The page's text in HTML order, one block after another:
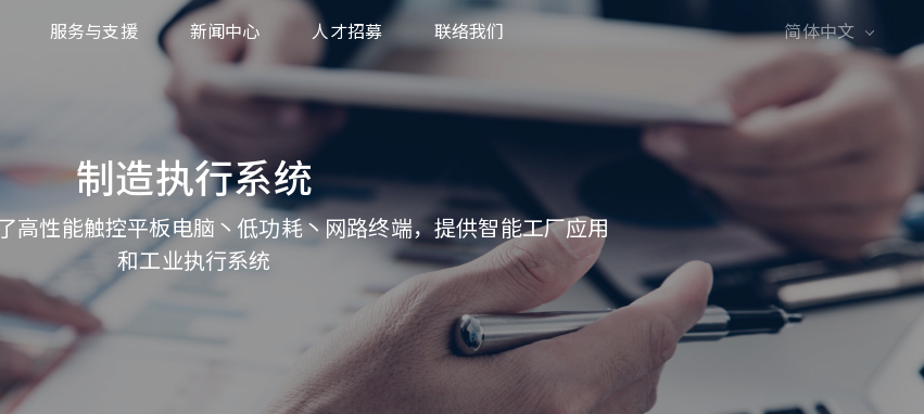
服务与支援
返回商品授权申请
产品保固服务
新闻中心 人才招募 联络我们 简体中文
English
繁體中文
制造执行系统
高性能触控平板电脑丶低功耗丶网路终端，提供智能工厂应用
和工业执行系统